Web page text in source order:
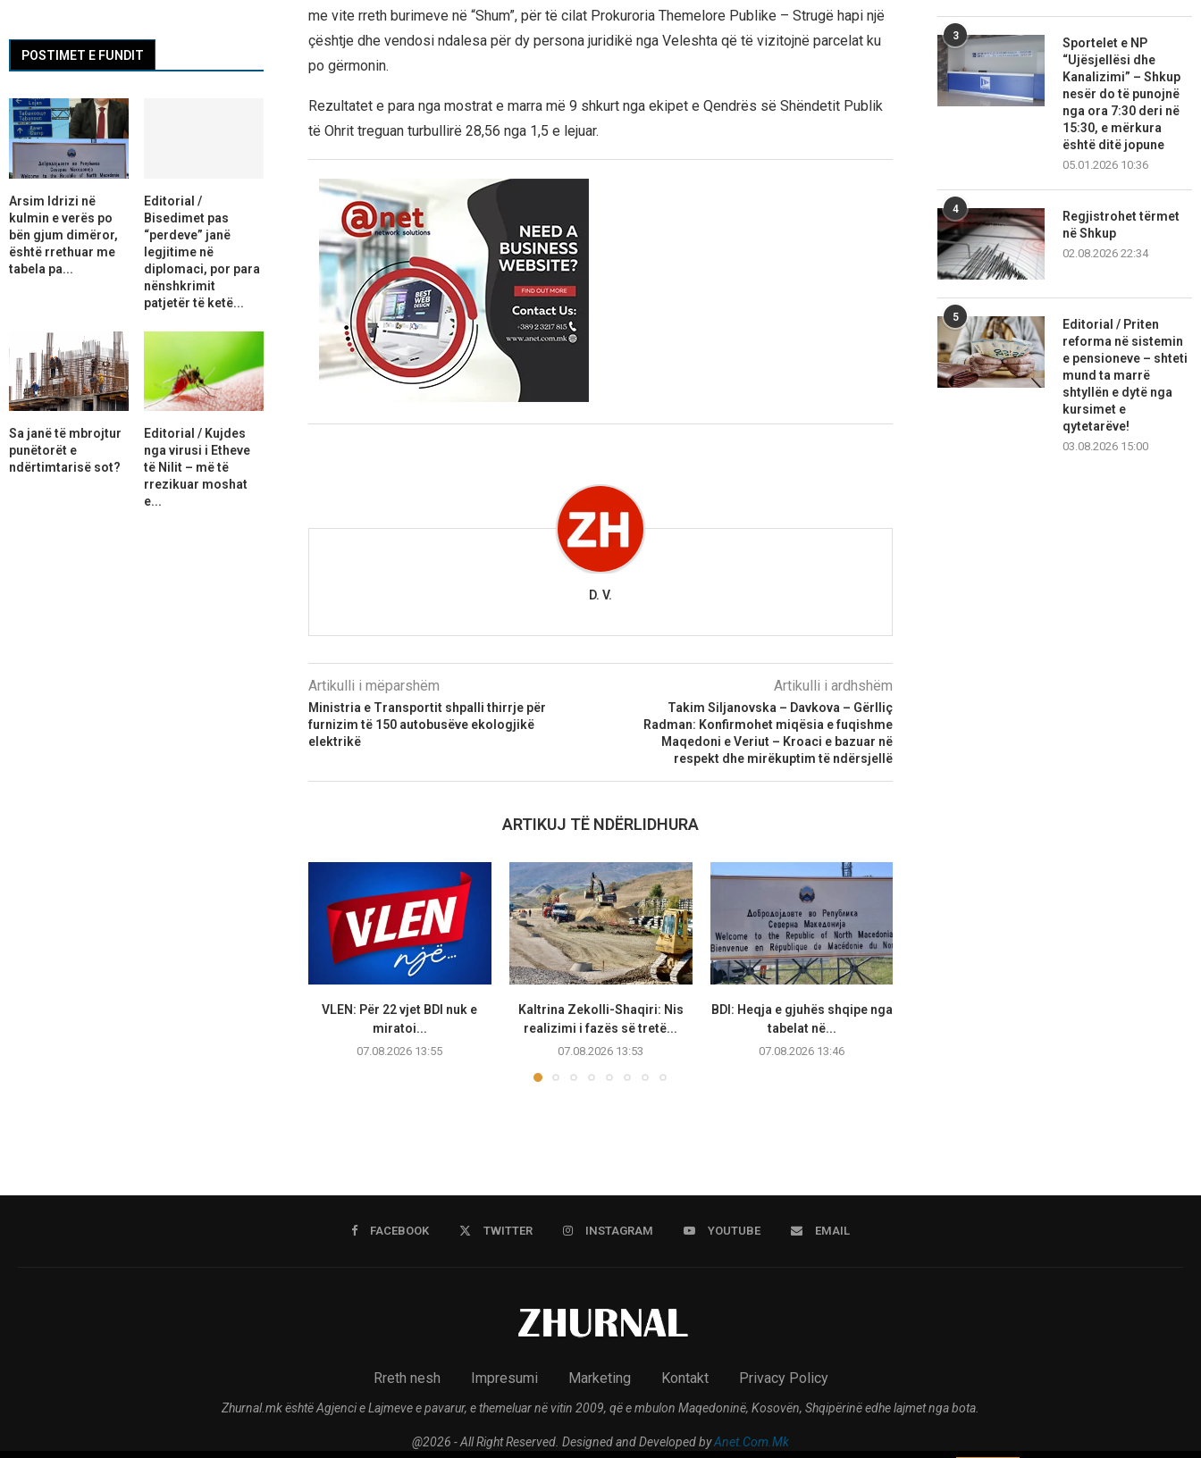
me vite rreth burimeve në “Shum”, për të cilat Prokuroria Themelore Publike – Strugë hapi një
çështje dhe vendosi ndalesa për dy persona juridikë nga Veleshta që të vizitojnë parcelat ku
po gërmonin.
Rezultatet e para nga mostrat e marra më 9 shkurt nga ekipet e Qendrës së Shëndetit Publik
të Ohrit treguan turbullirë 28,56 nga 1,5 e lejuar.
D. V.
Artikulli i mëparshëm
Ministria e Transportit shpalli thirrje për
furnizim të 150 autobusëve ekologjikë
elektrikë
Artikulli i ardhshëm
Takim Siljanovska – Davkova – Gërlliç
Radman: Konfirmohet miqësia e fuqishme
Maqedoni e Veriut – Kroaci e bazuar në
respekt dhe mirëkuptim të ndërsjellë
ARTIKUJ TË NDËRLIDHURA
VLEN: Për 22 vjet BDI nuk e
miratoi...
07.08.2026 13:55
Kaltrina Zekolli-Shaqiri: Nis
realizimi i fazës së tretë...
07.08.2026 13:53
BDI: Heqja e gjuhës shqipe nga
tabelat në...
07.08.2026 13:46
3
Sportelet e NP
“Ujësjellësi dhe
Kanalizimi” – Shkup
nesër do të punojnë
nga ora 7:30 deri në
15:30, e mërkura
është ditë jopune
05.01.2026 10:36
4
Regjistrohet tërmet
në Shkup
02.08.2026 22:34
5
Editorial / Priten
reforma në sistemin
e pensioneve – shteti
mund ta marrë
shtyllën e dytë nga
kursimet e
qytetarëve!
03.08.2026 15:00
POSTIMET E FUNDIT
Arsim Idrizi në
kulmin e verës po
bën gjum dimëror,
është rrethuar me
tabela pa...
Editorial /
Bisedimet pas
“perdeve” janë
legjitime në
diplomaci, por para
nënshkrimit
patjetër të ketë...
Sa janë të mbrojtur
punëtorët e
ndërtimtarisë sot?
Editorial / Kujdes
nga virusi i Etheve
të Nilit – më të
rrezikuar moshat
e...
FACEBOOK TWITTER INSTAGRAM YOUTUBE EMAIL
Rreth nesh Impresumi Marketing Kontakt Privacy Policy
Zhurnal.mk është Agjenci e Lajmeve e pavarur, e themeluar në vitin 2009, që e mbulon Maqedoninë, Kosovën, Shqipërinë edhe lajmet nga bota.
@2026 - All Right Reserved. Designed and Developed byAnet.Com.Mk